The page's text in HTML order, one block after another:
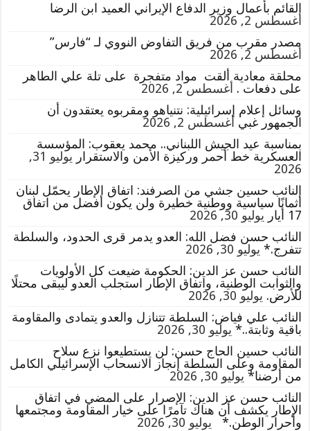
القائم بأعمال وزير الدفاع الإيراني العميد ابن الرضا
أغسطس 2, 2026
مصدر مقرب من فريق التفاوض النووي لـ “فارس”
أغسطس 2, 2026
محلقة معادية ألقت مواد متفجرة على تلة علي الطاهر
على دفعات . أغسطس 2, 2026
وسائل إعلام إسرائيلية: نتنياهو ومقربوه يعتقدون أن
الجمهور غبي أغسطس 2, 2026
بمناسبة عيد الجيش اللبناني.. محمد يعقوب: المؤسسة
العسكرية خط أحمر وركيزة الأمن والاستقرار
يوليو 31,
2026
النائب حسين جشي من الصرفند: اتفاق الإطار يحمّل لبنان
أثمانًا سياسية ووطنية خطيرة ولن يكون أفضل من اتفاق
17 أيار
يوليو 30, 2026
النائب حسن فضل الله: العدو يدمر قرى الحدود، والسلطة
تتفرج.* يوليو 30, 2026
النائب حسن عز الدين: الحكومة ضيعت كل الأولويات
والثوابت الوطنية، واتفاق الإطار استجلب العدو ليبقى محتلًا
للأرض. يوليو 30, 2026
النائب علي فياض: السلطة تتنازل والعدو يتمادى والمقاومة
باقية وثابتة..* يوليو 30, 2026
النائب حسين الحاج حسن: لن يستطيعوا نزع سلاح
المقاومة وعلى السلطة إنجاز الانسحاب الإسرائيلي الكامل
من أرضنا* يوليو 30, 2026
النائب حسن عز الدين: الإصرار على المضي في اتفاق
الإطار يكشف أن هناك تآمرًا على خيار المقاومة ومجتمعها
وأحرار الوطن.*
يوليو 30, 2026